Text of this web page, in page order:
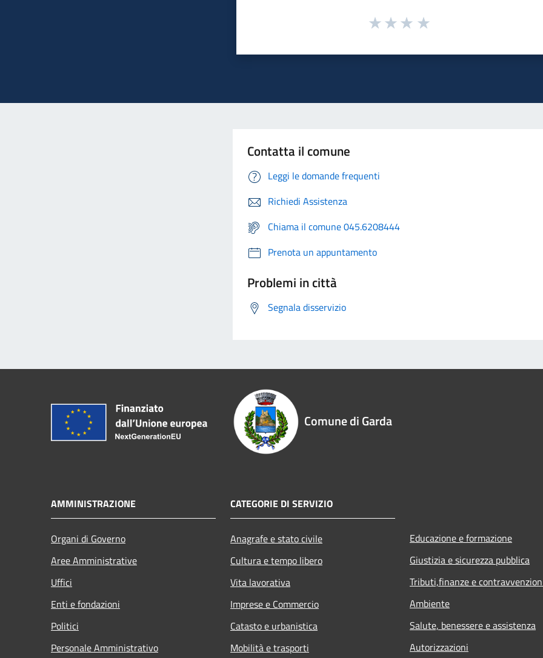
Contatta il comune
Leggi le domande frequenti
Richiedi Assistenza
Chiama il comune 045.6208444
Prenota un appuntamento
Problemi in città
Segnala disservizio
Comune di Garda
AMMINISTRAZIONE
Organi di Governo
Aree Amministrative
Uffici
Enti e fondazioni
Politici
Personale Amministrativo
CATEGORIE DI SERVIZIO
Anagrafe e stato civile
Cultura e tempo libero
Vita lavorativa
Imprese e Commercio
Catasto e urbanistica
Mobilità e trasporti
Educazione e formazione
Giustizia e sicurezza pubblica
Tributi,finanze e
Ambiente
Salute, benessere e assistenza
Autorizzazioni